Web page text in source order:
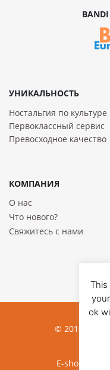
BANDI
УНИКАЛЬНОСТЬ
Ностальгия по культуре
Первоклассный сервис
Превосходное качество
КОМПАНИЯ
О нас
Что нового?
Свяжитесь с нами
© 2019
E-shop
ok